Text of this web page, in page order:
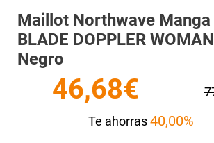
Maillot Northwave
BLADE DOPPLER
Negro
46,68€
Te ahorras40,00%